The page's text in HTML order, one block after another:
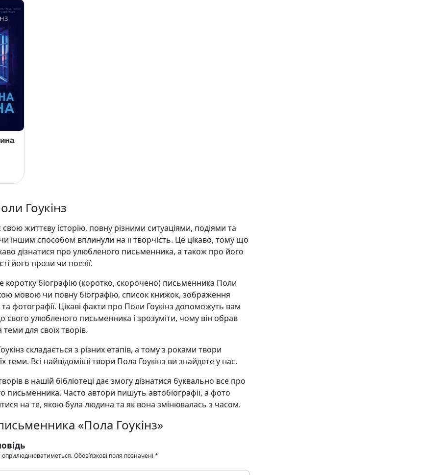
Гоукінз
життєву історію, повну різними ситуаціями, подіями та
іншим способом вплинули на її творчість. Це цікаво, тому що
дізнатися про улюбленого письменника, а також про його
його прози чи поезії.
коротку біографію (коротко, скорочено) письменника Поли
мовою чи повну біографію, список книжок, зображення
фотографії. Цікаві факти про Поли Гоукінз допоможуть вам
свого улюбленого письменника і зрозуміти, чому він обрав
для своїх творів.
складається з різних етапів, а тому з роками твори
теми. Всі найвідоміші твори Пола Гоукінз ви знайдете у нас.
в нашій бібліотеці дає змогу дізнатися буквально все про
письменника. Часто автори пишуть автобіографії, а фото
на те, якою була людина та як вона змінювалась з часом.
«Пола Гоукінз»
оприлюднюватиметься.Обов’язкові поля позначені *